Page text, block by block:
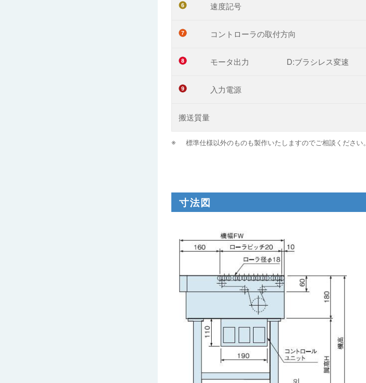
速度記号
コントローラの取付方向
モータ出力 D:ブラシレス変速
入力電源
搬送質量
標準仕様以外のものも製作いたしますのでご相談ください。
寸法図